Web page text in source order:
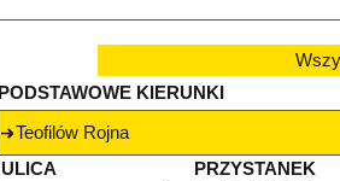
PODSTAWOWE KIERUNKI
Teofilów Rojna
ULICA
PRZYSTANEK